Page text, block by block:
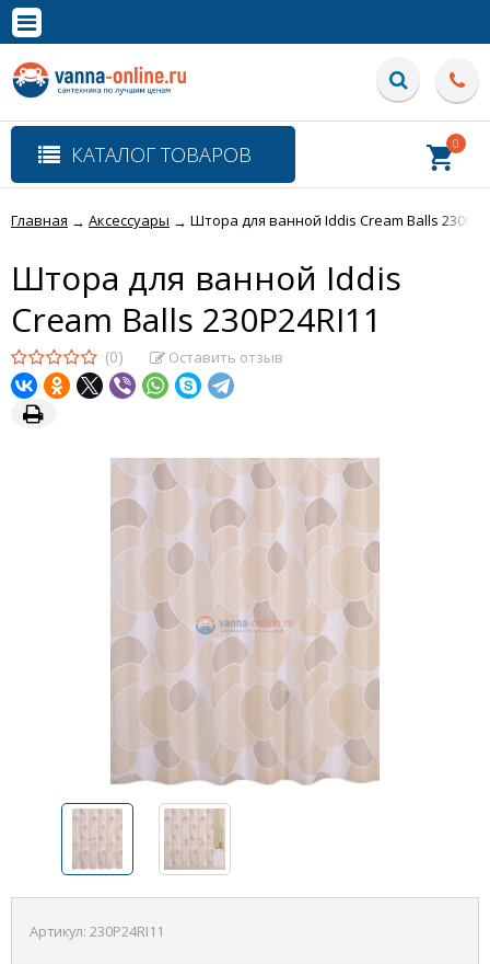
Полная версия сайта
КАТАЛОГ ТОВАРОВ 0
Главная → Аксессуары → Штора для ванной Iddis Cream Balls
Штора для ванной Iddis
Cream Balls 230P24RI11
(0) Оставить отзыв
Артикул: 230P24RI11